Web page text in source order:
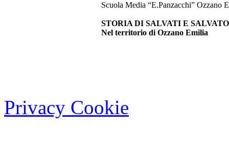
Scuola Media “E.Panzacchi” Ozzano
STORIA DI SALVATI E
Nel territorio di Ozzano Emilia
Privacy Cookie